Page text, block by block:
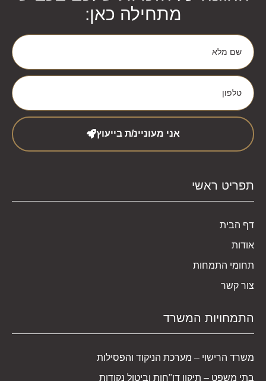
מתחילה כאן:
אני מעוניינ/ת בייעוץ
תפריט ראשי
דף הבית
אודות
תחומי התמחות
צור קשר
התמחויות המשרד
משרד הרישוי – מערכת הניקוד והפסילות
בתי משפט – תיקון דו"חות וביטול נקודות